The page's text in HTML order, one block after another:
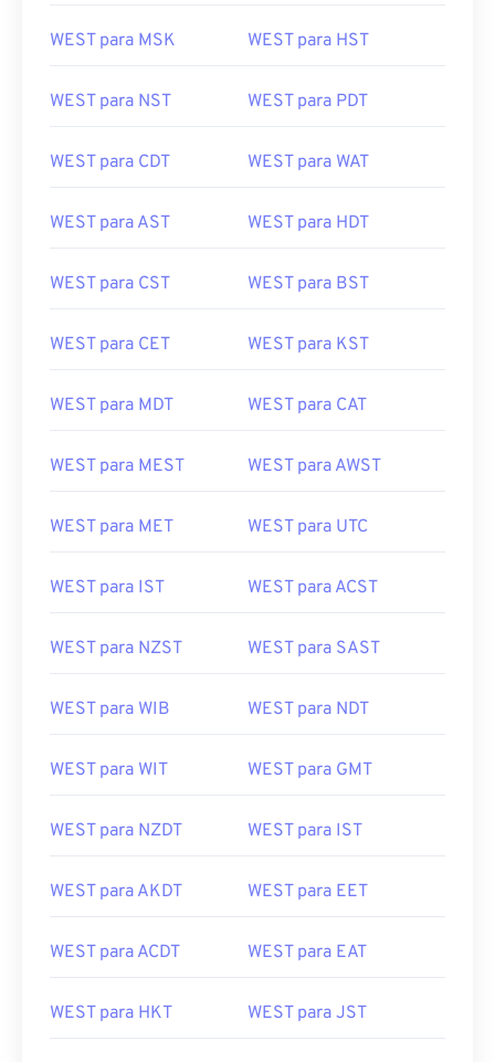
WEST para MSK WEST para HST
WEST para NST WEST para PDT
WEST para CDT WEST para WAT
WEST para AST WEST para HDT
WEST para CST WEST para BST
WEST para CET WEST para KST
WEST para MDT WEST para CAT
WEST para MEST WEST para AWST
WEST para MET WEST para UTC
WEST para IST WEST para ACST
WEST para NZST WEST para SAST
WEST para WIB WEST para NDT
WEST para WIT WEST para GMT
WEST para NZDT WEST para IST
WEST para AKDT WEST para EET
WEST para ACDT WEST para EAT
WEST para HKT WEST para JST